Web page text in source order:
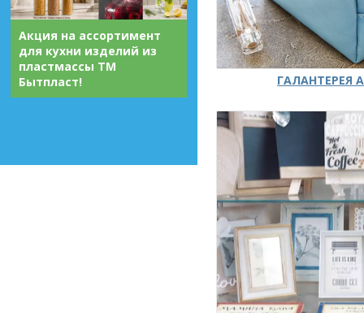
Акция на ассортимент
для кухни изделий из
пластмассы ТМ
Бытпласт!
ГАЛАНТЕРЕЯ